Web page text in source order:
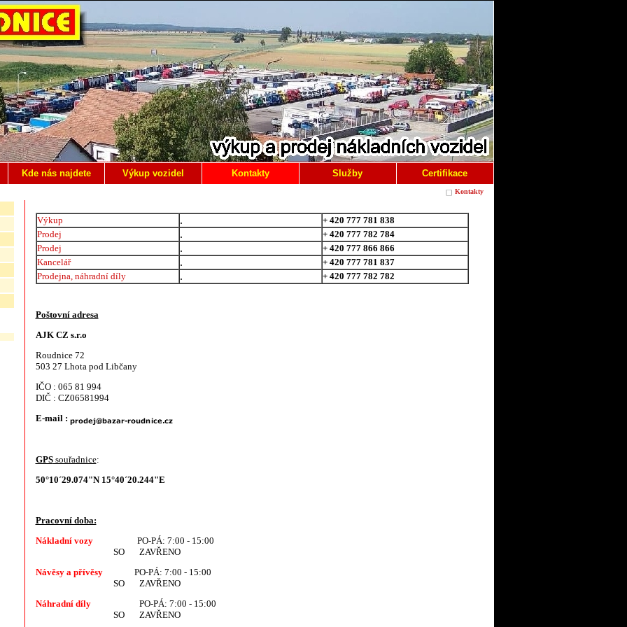
Kde nás najdete Výkup vozidel Kontakty Služby Certifikace
Kontakty
Výkup .
+ 420 777 781 838
Prodej
.
+ 420 777 782 784
Prodej
.
+ 420 777 866 866
Kancelář
.
+ 420 777 781 837
Prodejna, náhradní díly
. + 420 777 782 782
Poštovní adresa
AJK CZ s.r.o
Roudnice 72
503 27 Lhota pod Libčany
IČO : 065 81 994
DIČ : CZ06581994
E-mail :
GPSsouřadnice:
50°10´29.074"N 15°40´20.244"E
Pracovní doba:
Nákladní vozy
PO-PÁ: 7:00 - 15:00
SO ZAVŘENO
Návěsy a přívěsy
PO-PÁ: 7:00 - 15:00
SO ZAVŘENO
Náhradní díly
PO-PÁ: 7:00 - 15:00
SO ZAVŘENO